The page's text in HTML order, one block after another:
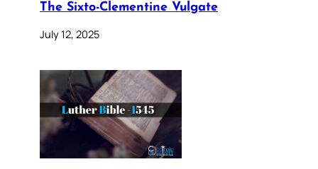
The Sixto-Clementine Vulgate
July 12, 2025